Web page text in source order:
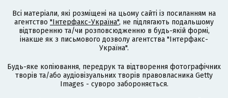
Всі матеріали, які розміщені на цьому сайті із посиланням на
агентство "Інтерфакс-Україна", не підлягають подальшому
відтворенню та/чи розповсюдженню в будь-якій формі,
інакше як з письмового дозволу агентства "Інтерфакс-
Україна".
Будь-яке копіювання, передрук та відтворення фотографічних
творів та/або аудіовізуальних творів правовласника Getty
Images - суворо забороняється.